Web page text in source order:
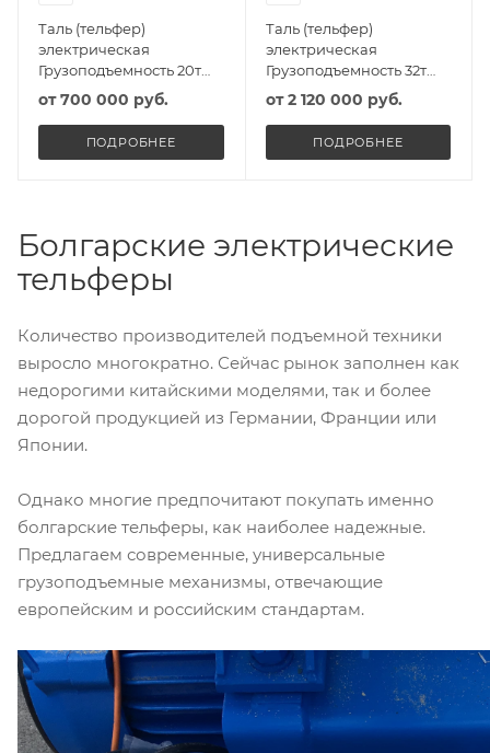
Таль (тельфер)
электрическая
Грузоподъемность 20т
Высота подъема 10м
от700 000 руб.
ПОДРОБНЕЕ
Таль (тельфер)
электрическая
Грузоподъемность 32т
Высота подъема 10м
от2 120 000 руб.
ПОДРОБНЕЕ
Болгарские электрические
тельферы
Количество производителей подъемной техники
выросло многократно. Сейчас рынок заполнен как
недорогими китайскими моделями, так и более
дорогой продукцией из Германии, Франции или
Японии.
Однако многие предпочитают покупать именно
болгарские тельферы, как наиболее надежные.
Предлагаем современные, универсальные
грузоподъемные механизмы, отвечающие
европейским и российским стандартам.